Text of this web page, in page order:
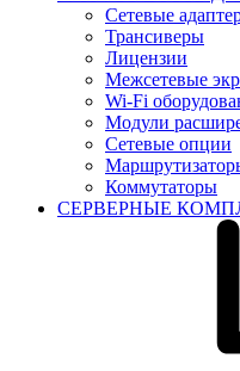
Сетевые
Трансиверы
Лицензии
Межсетевые
Wi-Fi
Модули
Сетевые опции
Коммутаторы
СЕРВЕРНЫЕ